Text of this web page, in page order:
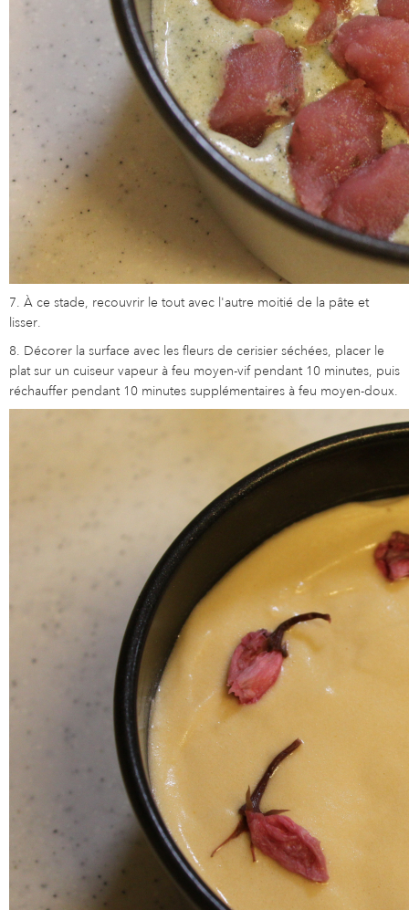
7. À ce stade, recouvrir le tout avec l'autre moitié de la pâte et
lisser.
8. Décorer la surface avec les fleurs de cerisier séchées, placer le
plat sur un cuiseur vapeur à feu moyen-vif pendant 10 minutes, puis
réchauffer pendant 10 minutes supplémentaires à feu moyen-doux.